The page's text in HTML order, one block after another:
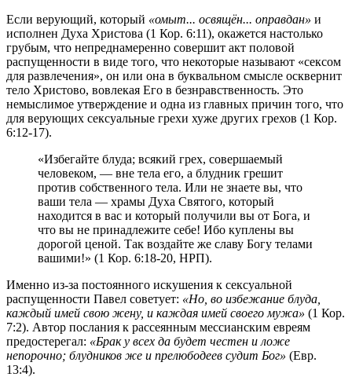
Если верующий, который «омыт... освящён... оправдан» и
исполнен Духа Христова (1 Кор. 6:11), окажется настолько
грубым, что непреднамеренно совершит акт половой
распущенности в виде того, что некоторые называют «сексом
для развлечения», он или она в буквальном смысле осквернит
тело Христово, вовлекая Его в безнравственность. Это
немыслимое утверждение и одна из главных причин того, что
для верующих сексуальные грехи хуже других грехов (1 Кор.
6:12-17).
«Избегайте блуда; всякий грех, совершаемый
человеком, — вне тела его, а блудник грешит
против собственного тела. Или не знаете вы, что
ваши тела — храмы Духа Святого, который
находится в вас и который получили вы от Бога, и
что вы не принадлежите себе! Ибо куплены вы
дорогой ценой. Так воздайте же славу Богу телами
вашими!» (1 Кор. 6:18-20, НРП).
Именно из-за постоянного искушения к сексуальной
распущенности Павел советует: «Но, во избежание блуда,
каждый имей свою жену, и каждая имей своего мужа» (1 Кор.
7:2). Автор послания к рассеянным мессианским евреям
предостерегал: «Брак у всех да будет честен и ложе
непорочно; блудников же и прелюбодеев судит Бог» (Евр.
13:4).